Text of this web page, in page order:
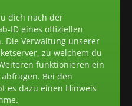
dich nach der
ID eines offiziellen
Die Verwaltung unserer
zu welchem du
funktionieren ein
Bei den
es dazu einen Hinweis